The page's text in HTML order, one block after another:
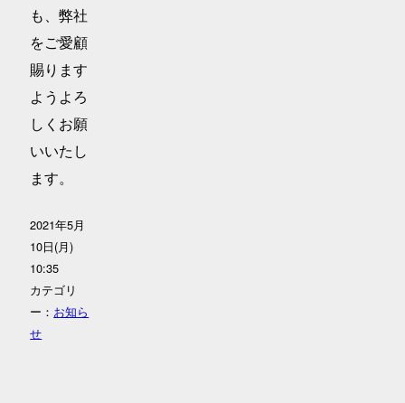
も、弊社
をご愛顧
賜ります
ようよろ
しくお願
いいたし
ます。
2021年5月
10日(月)
10:35
カテゴリ
ー： お知ら
せ